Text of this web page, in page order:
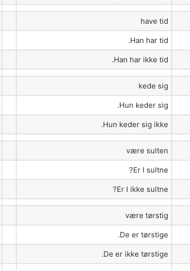
have tid
Han har tid.
Han har ikke tid.
kede sig
Hun keder sig.
Hun keder sig ikke.
være sulten
Er I sultne?
Er I ikke sultne?
være tørstig
De er tørstige.
De er ikke tørstige.